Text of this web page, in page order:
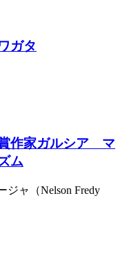
ガタ
作家ガルシア゠マ
ム
ャ（Nelson Fredy